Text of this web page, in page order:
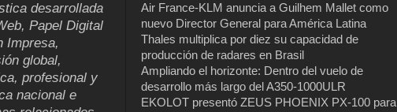
desarrollada
Papel Digital
Impresa,
global,
profesional y
nacional e
Air France-KLM anuncia a Guilhem Mallet como
nuevo Director General para América Latina
Thales multiplica por diez su capacidad de
producción de radares en Brasil
Ampliando el horizonte: Dentro del vuelo de
desarrollo más largo del A350-1000ULR
EKOLOT presentó ZEUS PHOENIX PX-100 para